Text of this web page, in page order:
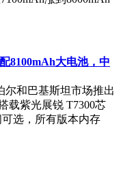
8100mAh大电池，中
尔和巴基斯坦市场推出
载紫光展锐 T7300芯
可选，所有版本内存